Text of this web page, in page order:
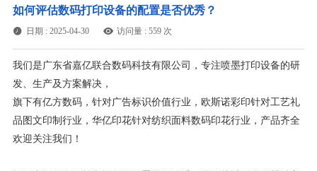
如何评估数码打印设备的配置是否优秀？
 日期 : 2025-04-30  访问量 : 559 次
我们是广东省嘉亿联合数码科技有限公司，专注喷墨打印设备的研
发、生产及方案解决，
旗下有亿方数码，针对广告标识价值行业，欧斯诺彩印针对工艺礼
品图文印制行业，华亿印花针对纺织面料数码印花行业，产品齐全
欢迎关注我们！